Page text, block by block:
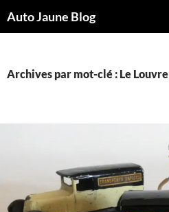
Auto Jaune Blog
Archives par mot-clé : Le Louvre